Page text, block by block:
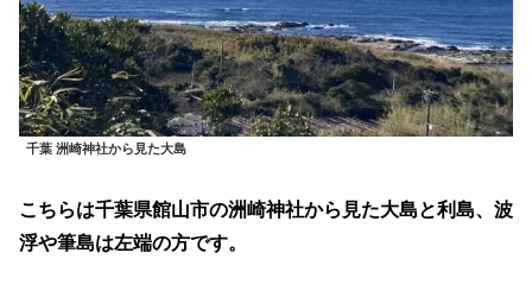
千葉 洲崎神社から見た大島
こちらは千葉県館山市の洲崎神社から見た大島と利島、波
浮や筆島は左端の方です。